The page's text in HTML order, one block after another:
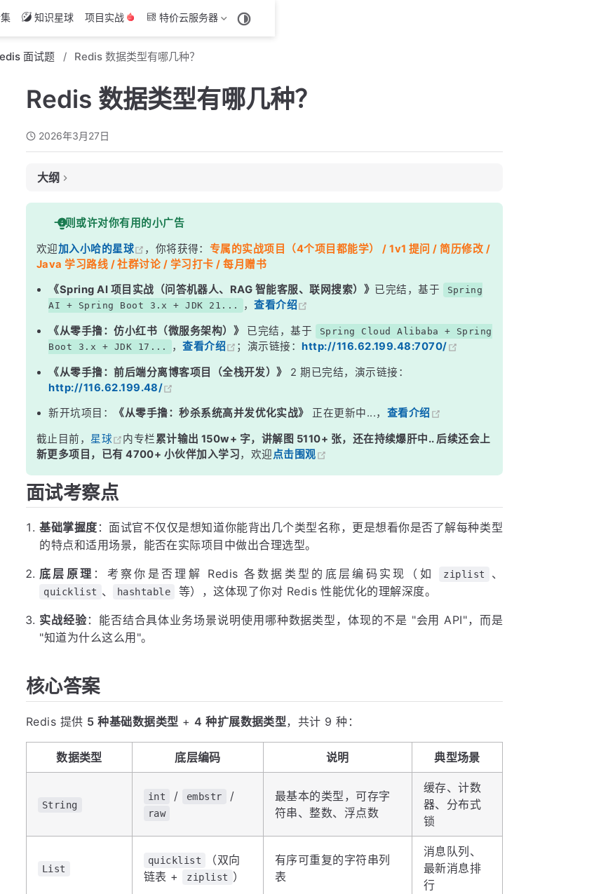
知识星球 项目实战 特价云服务器
面试题 Redis 数据类型有哪几种？
Redis 数据类型有哪几种？
2026年3月27日
大纲
面试考察点
核心答案
深度解析
二、四种扩展数据类型
面试高频追问
常见面试变体
记忆口诀
一则或许对你有用的小广告
欢迎加入小哈的星球 ，你将获得： 专属的实战项目（4个项目都能学） / 1v1 提问 / 简历修改 /
Java 学习路线 / 社群讨论 / 学习打卡 / 每月赠书
《Spring AI 项目实战（问答机器人、RAG 智能客服、联网搜索）》 已完结，基于
Spring
AI + Spring Boot 3.x + JDK 21...
，查看介绍
《从零手撸：仿小红书（微服务架构）》 已完结，基于
Spring Cloud Alibaba + Spring
Boot 3.x + JDK 17...
，查看介绍 ；演示链接：http://116.62.199.48:7070/
《从零手撸：前后端分离博客项目（全栈开发）》
2 期已完结，演示链接：
http://116.62.199.48/
新开坑项目： 《从零手撸：秒杀系统高并发优化实战》 正在更新中...， 查看介绍
截止目前， 星球 内专栏累计输出 150w+ 字，讲解图 5110+ 张，还在持续爆肝中.. 后续还会上
新更多项目，已有 4700+ 小伙伴加入学习，欢迎点击围观
面试考察点
基础掌握度 ：面试官不仅仅是想知道你能背出几个类型名称，更是想看你是否了解每种类型
的特点和适用场景，能否在实际项目中做出合理选型。
底层原理 ：考察你是否理解 Redis 各数据类型的底层编码实现（如 ziplist 、
quicklist 、 hashtable 等），这体现了你对 Redis 性能优化的理解深度。
实战经验：能否结合具体业务场景说明使用哪种数据类型，体现的不是 "会用 API"，而是
"知道为什么这么用"。
核心答案
Redis 提供 5 种基础数据类型 +4 种扩展数据类型，共计 9 种：
数据类型 底层编码 说明 典型场景
String
int / embstr /
raw
最基本的类型，可存字
符串、整数、浮点数
缓存、计数
器、分布式
锁
List
quicklist
（双向
链表 +
ziplist ）
有序可重复的字符串列
表
消息队列、
最新消息排
行